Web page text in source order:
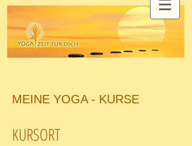
MEINE YOGA - KURSE
KURSORT